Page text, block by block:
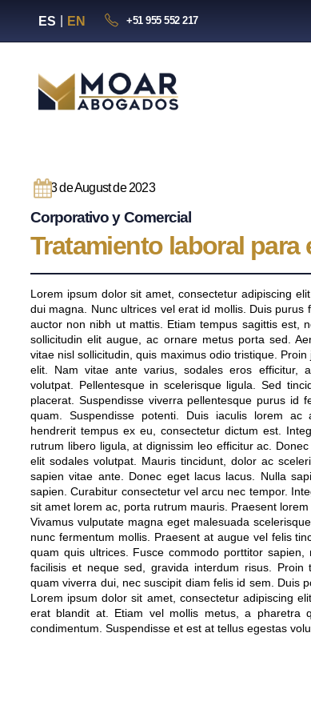
ES EN +51 955 552 217
3 de August de 2023
Corporativo y Comercial
Tratamiento laboral para
Lorem ipsum dolor sit amet, consectetur adipiscing
dui magna. Nunc ultrices vel erat id mollis. Duis
auctor non nibh ut mattis. Etiam tempus sagittis est,
sollicitudin elit augue, ac ornare metus porta sed.
vitae nisl sollicitudin, quis maximus odio tristique.
elit. Nam vitae ante varius, sodales eros efficitur,
volutpat. Pellentesque in scelerisque ligula. Sed
placerat. Suspendisse viverra pellentesque purus
quam. Suspendisse potenti. Duis iaculis lorem ac
hendrerit tempus ex eu, consectetur dictum est.
rutrum libero ligula, at dignissim leo efficitur ac.
elit sodales volutpat. Mauris tincidunt, dolor ac
sapien vitae ante. Donec eget lacus lacus. Nulla
sapien. Curabitur consectetur vel arcu nec tempor.
sit amet lorem ac, porta rutrum mauris. Praesent
Vivamus vulputate magna eget malesuada
nunc fermentum mollis. Praesent at augue vel felis
quam quis ultrices. Fusce commodo porttitor
facilisis et neque sed, gravida interdum risus.
quam viverra dui, nec suscipit diam felis id sem. Duis
Lorem ipsum dolor sit amet, consectetur adipiscing
erat blandit at. Etiam vel mollis metus, a pharetra
condimentum. Suspendisse et est at tellus egestas